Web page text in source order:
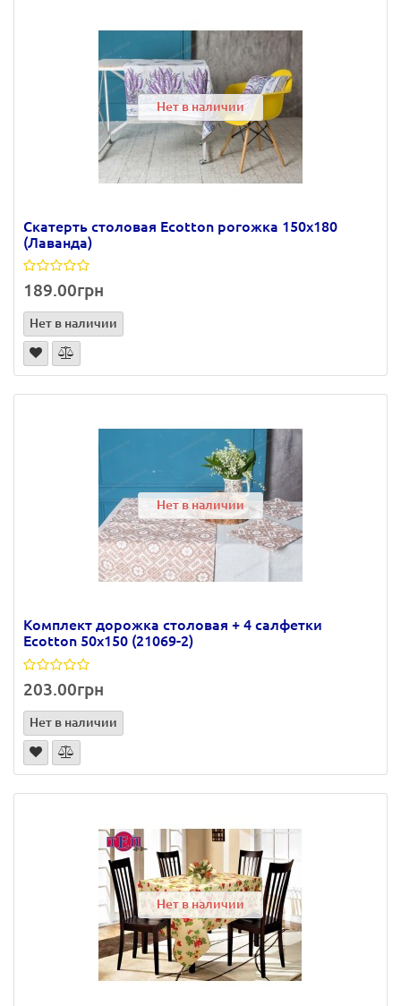
Нет в наличии
Скатерть столовая Ecotton рогожка 150х180
(Лаванда)
189.00грн
Нет в наличии
Нет в наличии
Комплект дорожка столовая + 4 салфетки
Ecotton 50х150 (21069-2)
203.00грн
Нет в наличии
Нет в наличии